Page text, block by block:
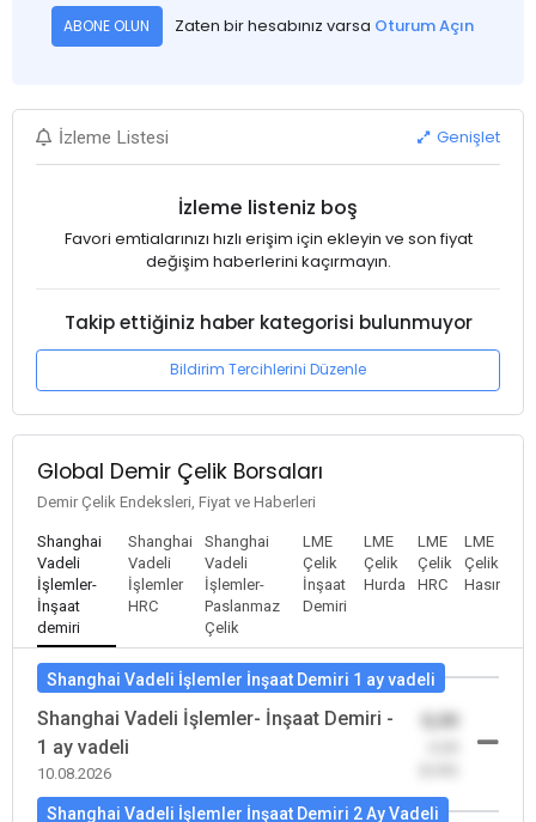
ABONE OLUN Zaten bir hesabınız varsa Oturum Açın
İzleme Listesi Genişlet
İzleme listeniz boş
Favori emtialarınızı hızlı erişim için ekleyin ve son fiyat
değişim haberlerini kaçırmayın.
Takip ettiğiniz haber kategorisi bulunmuyor
Bildirim Tercihlerini Düzenle
Global Demir Çelik Borsaları
Demir Çelik Endeksleri, Fiyat ve Haberleri
Shanghai
Vadeli
İşlemler-
İnşaat
demiri
Shanghai
Vadeli
İşlemler
HRC
Shanghai
Vadeli
İşlemler-
Paslanmaz
Çelik
LME
Çelik
İnşaat
Demiri
LME
Çelik
Hurda
LME
Çelik
HRC
LME
Çelik
Hasır
Shanghai Vadeli İşlemler İnşaat Demiri 1 ay vadeli
Shanghai Vadeli İşlemler- İnşaat Demiri -
1 ay vadeli
10.08.2026
Shanghai Vadeli İşlemler İnşaat Demiri 2 Ay Vadeli